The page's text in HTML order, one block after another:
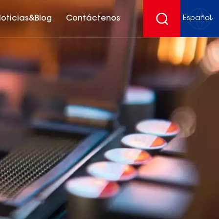
Contáctenos Español
English
Deutsch
español
русский